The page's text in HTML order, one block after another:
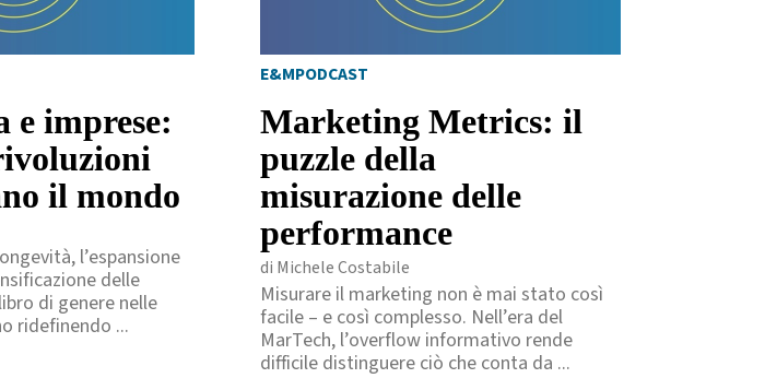
e imprese:
il mondo
l’espansione
delle
di genere nelle
ridefinendo ...
E&MPODCAST
Marketing Metrics: il
puzzle della
misurazione delle
performance
di Michele Costabile
Misurare il marketing non è mai stato così
facile – e così complesso. Nell’era del
MarTech, l’overflow informativo rende
difficile distinguere ciò che conta da ...